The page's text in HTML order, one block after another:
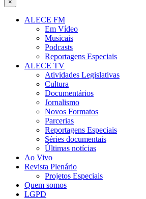
×
ALECE FM
Em Vídeo
Musicais
Podcasts
Reportagens Especiais
ALECE TV
Atividades Legislativas
Cultura
Documentários
Jornalismo
Novos Formatos
Parcerias
Reportagens Especiais
Séries documentais
Últimas notícias
Ao Vivo
Revista Plenário
Projetos Especiais
Quem somos
LGPD